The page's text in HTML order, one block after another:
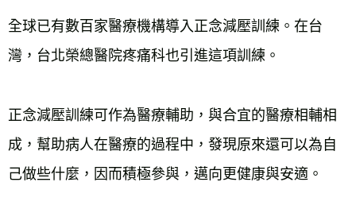
全球已有數百家醫療機構導入正念減壓訓練。在台
灣，台北榮總醫院疼痛科也引進這項訓練。
正念減壓訓練可作為醫療輔助，與合宜的醫療相輔相
成，幫助病人在醫療的過程中，發現原來還可以為自
己做些什麼，因而積極參與，邁向更健康與安適。